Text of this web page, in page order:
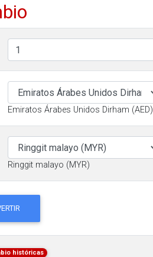
Emiratos Árabes Unidos Dirham (AED)
Ringgit malayo (MYR)
históricas